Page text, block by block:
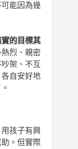
能因為幾
的目標其
烈、親密
架、不互
自安好地
孩子有興
。但實際